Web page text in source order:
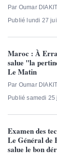
Par Oumar
Publié lundi 27
Maroc : À
salue "la
Le Matin
Par Oumar
Publié samedi
Examen des
Le Général de
salue le bon